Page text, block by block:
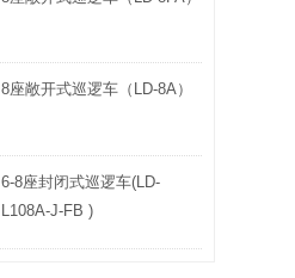
8座敞开式巡逻车（LD-8A）
6-8座封闭式巡逻车(LD-
L108A-J-FB )